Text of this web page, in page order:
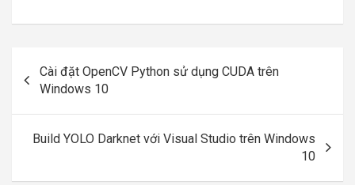
navigation
Cài đặt OpenCV Python sử dụng CUDA trên
Windows 10
Build YOLO Darknet với Visual Studio trên Windows
10